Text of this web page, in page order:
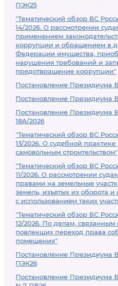
ПЭК25
"Тематический обзор ВС
14/2026. О рассмотрении
применением
коррупции и обращением в
Федерации имущества,
нарушения требований и
предотвращение коррупции"
Постановление Президиума
Постановление Президиума
Постановление Президиума
18А/2026
"Тематический обзор ВС
13/2026. О судебной
самовольным строительством"
"Тематический обзор ВС
11/2026. О рассмотрении
правами на земельные
земель, изъятых из оборота
с использованием таких
"Тематический обзор ВС
12/2026. По делам,
повлекших переход права
помещения"
Постановление Президиума
ПЭК26
Постановление Президиума